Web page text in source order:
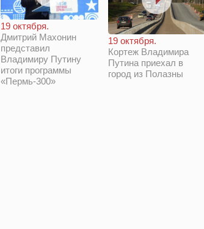
19 октября.
Дмитрий Махонин
представил
Владимиру Путину
итоги программы
«Пермь-300»
19 октября.
Кортеж Владимира
Путина приехал в
город из Полазны